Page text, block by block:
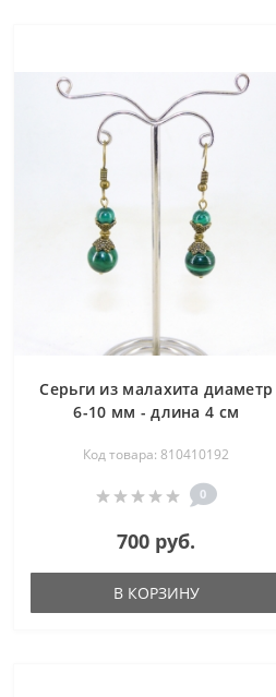
Серьги из малахита диаметр
6-10 мм - длина 4 см
Код товара: 810410192
0
700 руб.
В КОРЗИНУ